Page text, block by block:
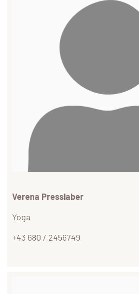
Verena Presslaber
Yoga
+43 680 / 2456749